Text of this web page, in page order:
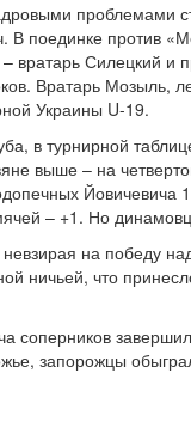
проблемами
В поединке против
вратарь Силецкий
Вратарь Мозыль,
Украины U-19.
в турнирной
выше – на
– +1. Но
на победу
ничьей, что
соперников
запорожцы